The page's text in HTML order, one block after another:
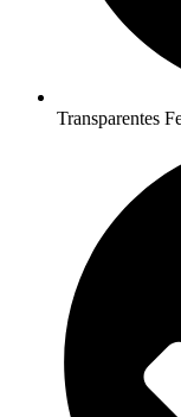
Transparentes